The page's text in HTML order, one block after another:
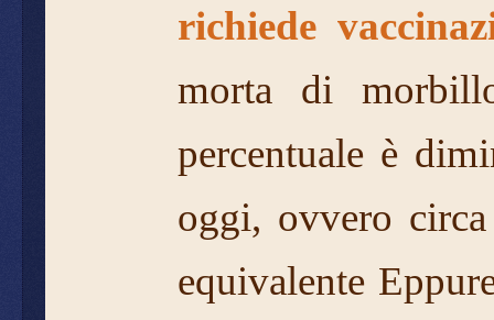
richiede
morta di
percentuale è
oggi, ovvero
equivalente